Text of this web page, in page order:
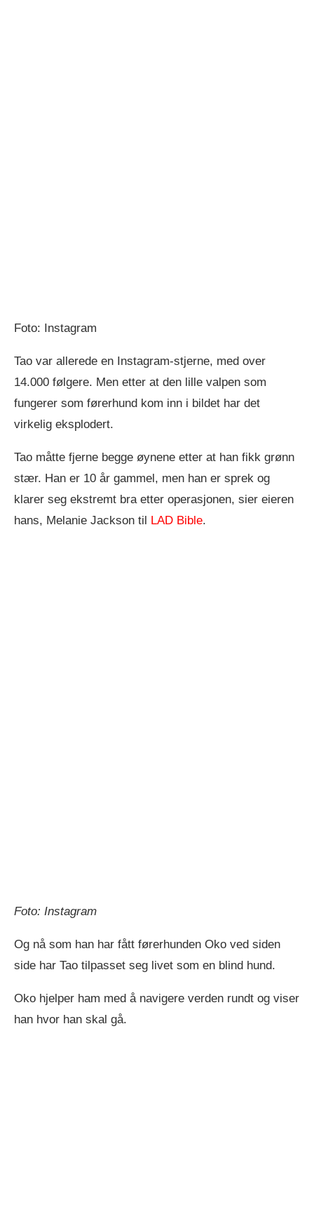
Foto: Instagram
Tao var allerede en Instagram-stjerne, med over
14.000 følgere. Men etter at den lille valpen som
fungerer som førerhund kom inn i bildet har det
virkelig eksplodert.
Tao måtte fjerne begge øynene etter at han fikk grønn
stær. Han er 10 år gammel, men han er sprek og
klarer seg ekstremt bra etter operasjonen, sier eieren
hans, Melanie Jackson til LAD Bible.
Foto: Instagram
Og nå som han har fått førerhunden Oko ved siden
side har Tao tilpasset seg livet som en blind hund.
Oko hjelper ham med å navigere verden rundt og viser
han hvor han skal gå.